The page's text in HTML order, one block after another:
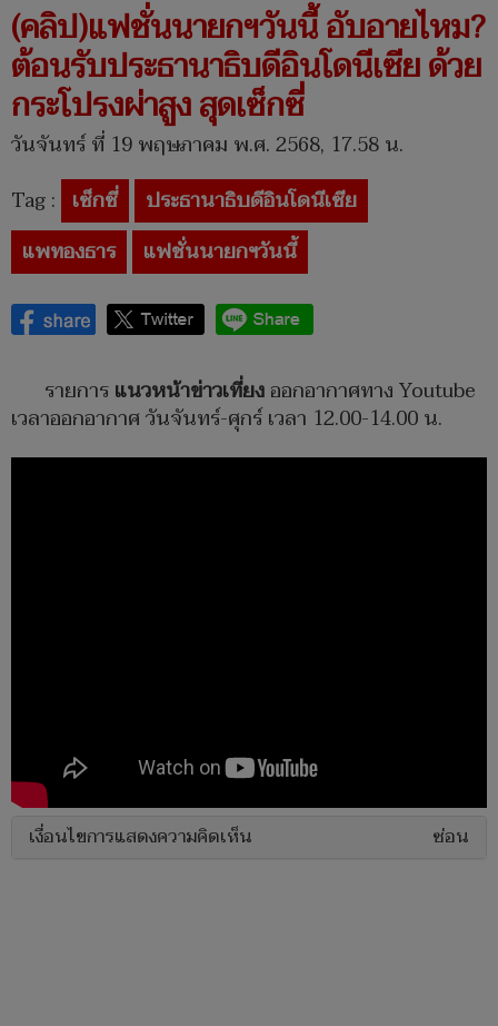
(คลิป)แฟชั่นนายกฯวันนี้ อับอายไหม?
ต้อนรับประธานาธิบดีอินโดนีเซีย ด้วย
กระโปรงผ่าสูง สุดเซ็กซี่
วันจันทร์ ที่ 19 พฤษภาคม พ.ศ. 2568, 17.58 น.
Tag : เซ็กซี่
ประธานาธิบดีอินโดนีเซีย
แพทองธาร
แฟชั่นนายกฯวันนี้
รายการแนวหน้าข่าวเที่ยงออกอากาศทาง Youtube
เวลาออกอากาศ วันจันทร์-ศุกร์ เวลา 12.00-14.00 น.
เงื่อนไขการแสดงความคิดเห็น ซ่อน